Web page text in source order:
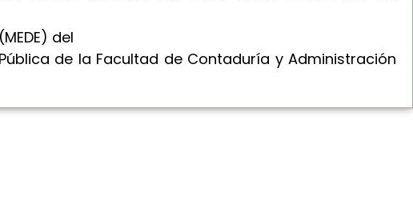
del
de la Facultad de Contaduría y Administración